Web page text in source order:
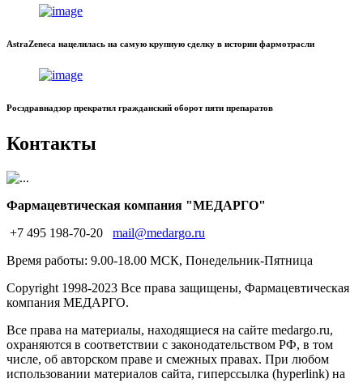
AstraZeneca нацелилась на самую крупную сделку в истории фармотрасли
Росздравнадзор прекратил гражданский оборот пяти препаратов
Контакты
Фармацевтическая компания "МЕДАРГО"
+7 495 198-70-20
mail@medargo.ru
Время работы: 9.00-18.00 МСК, Понедельник-Пятница
Copyright 1998-2023 Все права защищены, Фармацевтическая
компания МЕДАРГО.
Все права на материалы, находящиеся на сайте medargo.ru,
охраняются в соответствии с законодательством РФ, в том
числе, об авторском праве и смежных правах. При любом
использовании материалов сайта, гиперссылка (hyperlink) на